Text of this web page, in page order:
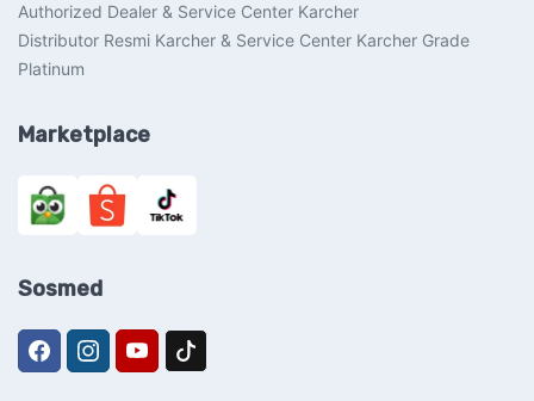
Authorized Dealer & Service Center Karcher
Distributor Resmi Karcher & Service Center Karcher Grade
Platinum
Marketplace
Sosmed